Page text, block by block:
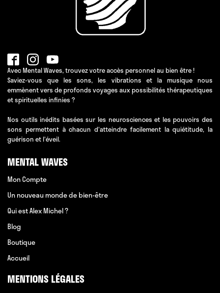
Avec Mental Waves, trouvez votre accès personnel au bien être !
Saviez-vous que les sons, les vibrations et la musique nous
emmènent vers de profonds voyages aux possibilités thérapeutiques
et spirituelles infinies ?
Nos outils inédits basées sur les neurosciences et les pouvoirs des
sons permettent à chacun d'atteindre facilement la quiétitude, la
guérison et l'éveil.
MENTAL WAVES
Mon Compte
Un nouveau monde de bien-être
Qui est Alex Michel ?
Blog
Boutique
Accueil
MENTIONS LÉGALES